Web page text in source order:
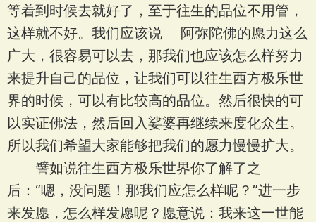
等着到时候去就好了，至于往生的品位不用管，
这样就不好。我们应该说 阿弥陀佛的愿力这么
广大，很容易可以去，那我们也应该怎么样努力
来提升自己的品位，让我们可以往生西方极乐世
界的时候，可以有比较高的品位。然后很快的可
以实证佛法，然后回入娑婆再继续来度化众生。
所以我们希望大家能够把我们的愿力慢慢扩大。
譬如说往生西方极乐世界你了解了之
后：“嗯，没问题！那我们应怎么样呢？”进一步
来发愿，怎么样发愿呢？愿意说：我来这一世能